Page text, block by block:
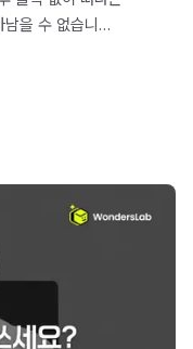
을 수 없습니다.
쾌하게 정리해